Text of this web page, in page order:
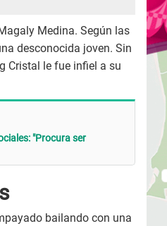
Medina. Según las
desconocida joven. Sin
Cristal le fue infiel a su
"Procura ser
bailando con una